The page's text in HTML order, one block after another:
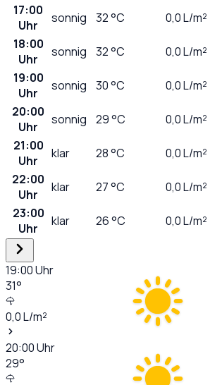
17:00
Uhr
sonnig 32°C 0,0L/m²
18:00
Uhr
sonnig 32°C 0,0L/m²
19:00
Uhr
sonnig 30°C 0,0L/m²
20:00
Uhr
sonnig 29°C 0,0L/m²
21:00
Uhr
klar 28°C 0,0L/m²
22:00
Uhr
klar 27°C 0,0L/m²
23:00
Uhr
klar 26°C 0,0L/m²
19:00Uhr
31°
0,0L/m²
20:00Uhr
29°